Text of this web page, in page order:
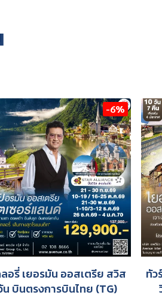
-6%
อรี่ เยอรมัน ออสเตรีย สวิส
น บินตรงการบินไทย (TG)
ทัว